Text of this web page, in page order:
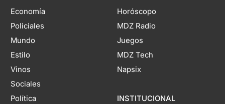
Economía
Policiales
Mundo
Estilo
Vinos
Sociales
Política
Horóscopo
MDZ Radio
Juegos
MDZ Tech
Napsix
INSTITUCIONAL